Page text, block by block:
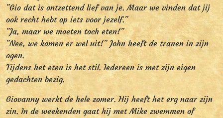
"Gio dat is ontzettend lief van je. Maar we vinden dat jij
ook recht hebt op iets voor jezelf."
"Ja, maar we moeten toch eten!"
"Nee, we komen er wel uit!" John heeft de tranen in zijn
ogen.
Tijdens het eten is het stil. Iedereen is met zijn eigen
gedachten bezig.
Giovanny werkt de hele zomer. Hij heeft het erg naar zijn
zin. In de weekenden gaat hij met Mike zwemmen of